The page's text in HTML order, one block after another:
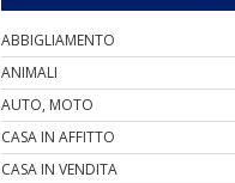
ABBIGLIAMENTO
ANIMALI
AUTO, MOTO
CASA IN AFFITTO
CASA IN VENDITA